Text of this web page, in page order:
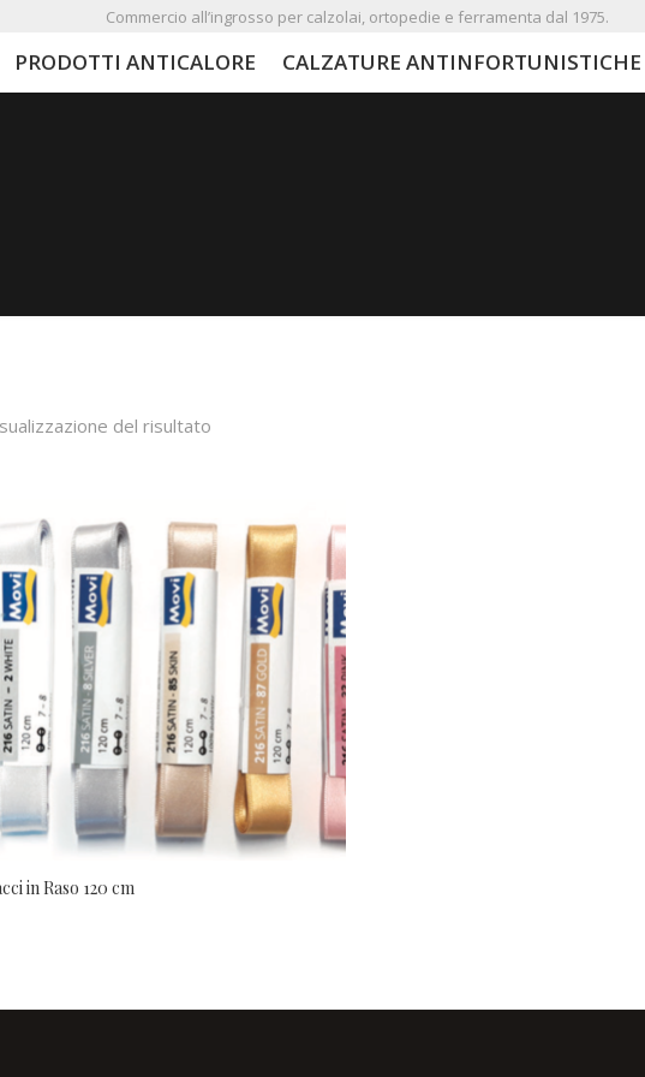
Commercio all’ingrosso per calzolai, ortopedie e ferramenta dal 1975.
PRODOTTI ANTICALORE CALZATURE ANTINFORTUNISTICHE
del risultato
in Raso 120 cm